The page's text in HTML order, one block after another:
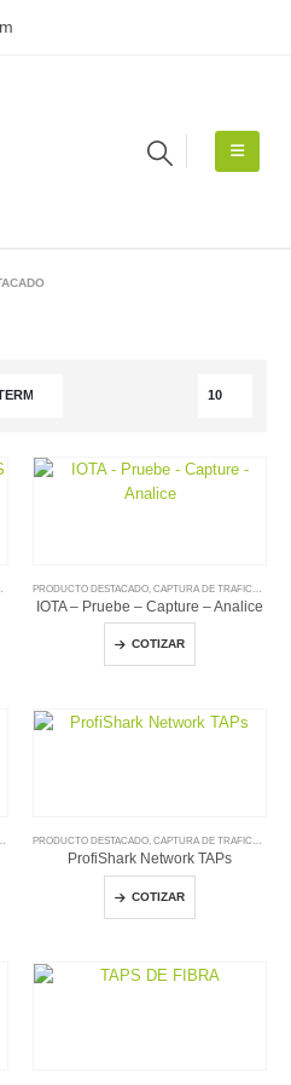
,PRODUCTO NUEVO,PROFITAP
PRODUCTO DESTACADO CAPTURA DE TRAFICO Y ANALISIS
IOTA – Pruebe – Capture – Analice
COTIZAR
,NETWORKS PACKETS BROKERS,
PRODUCTO DESTACADO, CAPTURA DE TRAFICO Y ANALISIS
ProfiShark Network TAPs
COTIZAR